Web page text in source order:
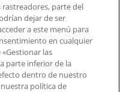
rastreadores, parte del
dejar de ser
a este menú para
en cualquier
las
parte inferior de la
dentro de nuestro
política de